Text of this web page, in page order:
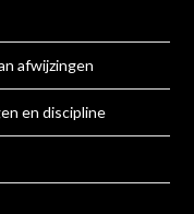
afwijzingen
en discipline